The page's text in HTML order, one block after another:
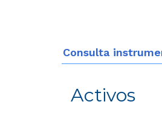
Consulta
Activos